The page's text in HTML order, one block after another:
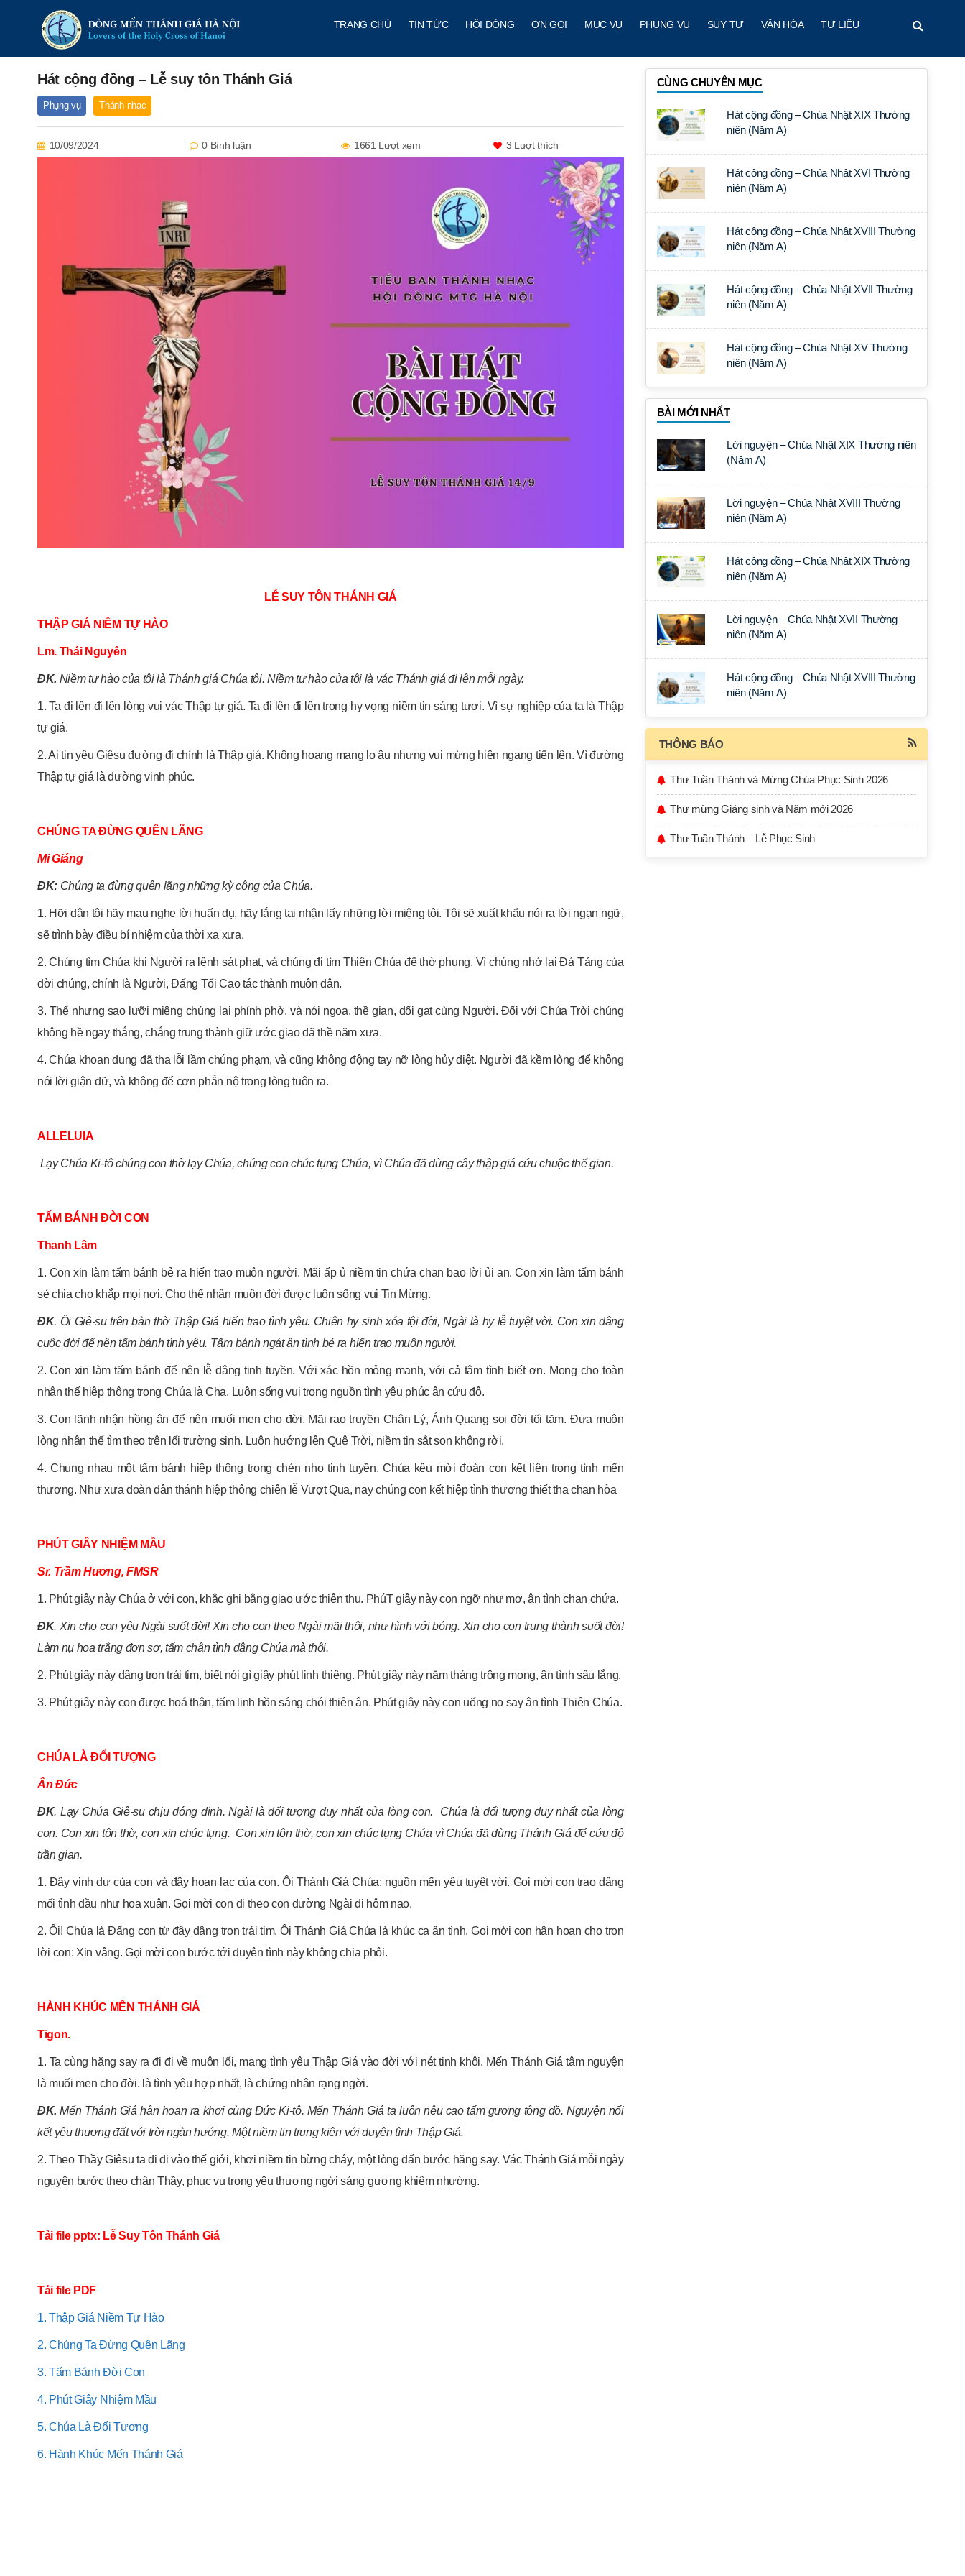
TRANG CHỦ TIN TỨC HỘI DÒNG ƠN GỌI MỤC VỤ PHỤNG VỤ SUY TƯ VĂN HÓA TƯ LIỆU
Hát cộng đồng – Lễ suy tôn Thánh Giá
Phụng vụ Thánh nhạc
10/09/2024 0 Bình luận 1661 Lượt xem 3 Lượt thích
LỄ SUY TÔN THÁNH GIÁ
THẬP GIÁ NIỀM TỰ HÀO
Lm. Thái Nguyên
ĐK. Niềm tự hào của tôi là Thánh giá Chúa tôi. Niềm tự hào của tôi là vác Thánh giá đi lên mỗi ngày.
1. Ta đi lên đi lên lòng vui vác Thập tự giá. Ta đi lên đi lên trong hy vọng niềm tin sáng tươi. Vì sự nghiệp của ta là Thập
tự giá.
2. Ai tin yêu Giêsu đường đi chính là Thập giá. Không hoang mang lo âu nhưng vui mừng hiên ngang tiến lên. Vì đường
Thập tự giá là đường vinh phúc.
CHÚNG TA ĐỪNG QUÊN LÃNG
Mi Giáng
ĐK: Chúng ta đừng quên lãng những kỳ công của Chúa.
1. Hỡi dân tôi hãy mau nghe lời huấn dụ, hãy lắng tai nhận lấy những lời miệng tôi. Tôi sẽ xuất khẩu nói ra lời ngạn ngữ,
sẽ trình bày điều bí nhiệm của thời xa xưa.
2. Chúng tìm Chúa khi Người ra lệnh sát phạt, và chúng đi tìm Thiên Chúa để thờ phụng. Vì chúng nhớ lại Đá Tảng của
đời chúng, chính là Người, Đấng Tối Cao tác thành muôn dân.
3. Thế nhưng sao lưỡi miệng chúng lại phỉnh phờ, và nói ngoa, thề gian, dối gạt cùng Người. Đối với Chúa Trời chúng
không hề ngay thẳng, chẳng trung thành giữ ước giao đã thề năm xưa.
4. Chúa khoan dung đã tha lỗi lầm chúng phạm, và cũng không động tay nỡ lòng hủy diệt. Người đã kềm lòng để không
nói lời giận dữ, và không để cơn phẫn nộ trong lòng tuôn ra.
ALLELUIA
Lạy Chúa Ki-tô chúng con thờ lạy Chúa, chúng con chúc tụng Chúa, vì Chúa đã dùng cây thập giá cứu chuộc thế gian.
TẤM BÁNH ĐỜI CON
Thanh Lâm
1. Con xin làm tấm bánh bẻ ra hiến trao muôn người. Mãi ấp ủ niềm tin chứa chan bao lời ủi an. Con xin làm tấm bánh
sẻ chia cho khắp mọi nơi. Cho thế nhân muôn đời được luôn sống vui Tin Mừng.
ĐK. Ôi Giê-su trên bàn thờ Thập Giá hiến trao tình yêu. Chiên hy sinh xóa tội đời, Ngài là hy lễ tuyệt vời. Con xin dâng
cuộc đời để nên tấm bánh tình yêu. Tấm bánh ngát ân tình bẻ ra hiến trao muôn người.
2. Con xin làm tấm bánh để nên lễ dâng tinh tuyền. Với xác hồn mỏng manh, với cả tâm tình biết ơn. Mong cho toàn
nhân thế hiệp thông trong Chúa là Cha. Luôn sống vui trong nguồn tình yêu phúc ân cứu độ.
3. Con lãnh nhận hồng ân để nên muối men cho đời. Mãi rao truyền Chân Lý, Ánh Quang soi đời tối tăm. Đưa muôn
lòng nhân thế tìm theo trên lối trường sinh. Luôn hướng lên Quê Trời, niềm tin sắt son không rời.
4. Chung nhau một tấm bánh hiệp thông trong chén nho tinh tuyền. Chúa kêu mời đoàn con kết liên trong tình mến
thương. Như xưa đoàn dân thánh hiệp thông chiên lễ Vượt Qua, nay chúng con kết hiệp tình thương thiết tha chan hòa
PHÚT GIÂY NHIỆM MẦU
Sr. Trầm Hương, FMSR
1. Phút giây này Chúa ở với con, khắc ghi bằng giao ước thiên thu. PhúT giây này con ngỡ như mơ, ân tình chan chứa.
ĐK. Xin cho con yêu Ngài suốt đời! Xin cho con theo Ngài mãi thôi, như hình với bóng. Xin cho con trung thành suốt đời!
Làm nụ hoa trắng đơn sơ, tấm chân tình dâng Chúa mà thôi.
2. Phút giây này dâng trọn trái tim, biết nói gì giây phút linh thiêng. Phút giây này năm tháng trông mong, ân tình sâu lắng.
3. Phút giây này con được hoá thân, tấm linh hồn sáng chói thiên ân. Phút giây này con uống no say ân tình Thiên Chúa.
CHÚA LÀ ĐỐI TƯỢNG
Ân Đức
ĐK. Lạy Chúa Giê-su chịu đóng đinh. Ngài là đối tượng duy nhất của lòng con. Chúa là đối tượng duy nhất của lòng
con. Con xin tôn thờ, con xin chúc tụng. Con xin tôn thờ, con xin chúc tụng Chúa vì Chúa đã dùng Thánh Giá để cứu độ
trần gian.
1. Đây vinh dự của con và đây hoan lạc của con. Ôi Thánh Giá Chúa: nguồn mến yêu tuyệt vời. Gọi mời con trao dâng
mối tình đầu như hoa xuân. Gọi mời con đi theo con đường Ngài đi hôm nao.
2. Ôi! Chúa là Đấng con từ đây dâng trọn trái tim. Ôi Thánh Giá Chúa là khúc ca ân tình. Gọi mời con hân hoan cho trọn
lời con: Xin vâng. Gọi mời con bước tới duyên tình này không chia phôi.
HÀNH KHÚC MẾN THÁNH GIÁ
Tigon.
1. Ta cùng hăng say ra đi đi về muôn lối, mang tình yêu Thập Giá vào đời với nét tinh khôi. Mến Thánh Giá tâm nguyện
là muối men cho đời. là tình yêu hợp nhất, là chứng nhân rạng ngời.
ĐK. Mến Thánh Giá hân hoan ra khơi cùng Đức Ki-tô. Mến Thánh Giá ta luôn nêu cao tấm gương tông đồ. Nguyện nối
kết yêu thương đất với trời ngàn hướng. Một niềm tin trung kiên với duyên tình Thập Giá.
2. Theo Thầy Giêsu ta đi đi vào thế giới, khơi niềm tin bừng cháy, một lòng dấn bước hăng say. Vác Thánh Giá mỗi ngày
nguyện bước theo chân Thầy, phục vụ trong yêu thương ngời sáng gương khiêm nhường.
Tải file pptx: Lễ Suy Tôn Thánh Giá
Tải file PDF
1. Thập Giá Niềm Tự Hào
2. Chúng Ta Đừng Quên Lãng
3. Tấm Bánh Đời Con
4. Phút Giây Nhiệm Mầu
5. Chúa Là Đối Tượng
6. Hành Khúc Mến Thánh Giá
CÙNG CHUYÊN MỤC
Hát cộng đồng – Chúa Nhật XIX Thường
niên (Năm A)
Hát cộng đồng – Chúa Nhật XVI Thường
niên (Năm A)
Hát cộng đồng – Chúa Nhật XVIII Thường
niên (Năm A)
Hát cộng đồng – Chúa Nhật XVII Thường
niên (Năm A)
Hát cộng đồng – Chúa Nhật XV Thường
niên (Năm A)
BÀI MỚI NHẤT
Lời nguyện – Chúa Nhật XIX Thường niên
(Năm A)
Lời nguyện – Chúa Nhật XVIII Thường
niên (Năm A)
Hát cộng đồng – Chúa Nhật XIX Thường
niên (Năm A)
Lời nguyện – Chúa Nhật XVII Thường
niên (Năm A)
Hát cộng đồng – Chúa Nhật XVIII Thường
niên (Năm A)
THÔNG BÁO
Thư Tuần Thánh và Mừng Chúa Phục Sinh 2026
Thư mừng Giáng sinh và Năm mới 2026
Thư Tuần Thánh – Lễ Phục Sinh